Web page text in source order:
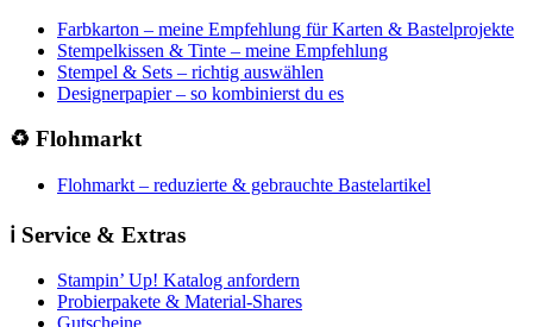
Farbkarton – meine Empfehlung für Karten & Bastelprojekte
Stempelkissen & Tinte – meine Empfehlung
Stempel & Sets – richtig auswählen
Designerpapier – so kombinierst du es
♻️ Flohmarkt
Flohmarkt – reduzierte & gebrauchte Bastelartikel
ℹ️ Service & Extras
Stampin’ Up! Katalog anfordern
Probierpakete & Material-Shares